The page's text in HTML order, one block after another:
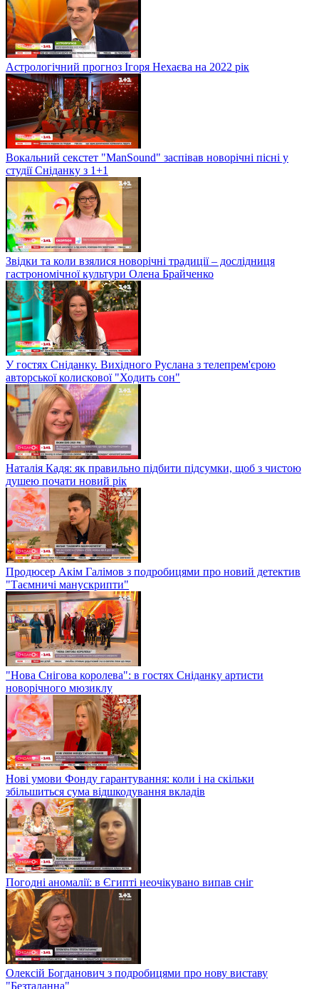
Астрологічний прогноз Ігоря Нехаєва на 2022 рік
Вокальний секстет "ManSound" заспівав новорічні пісні у
студії Сніданку з 1+1
Звідки та коли взялися новорічні традиції – дослідниця
гастрономічної культури Олена Брайченко
У гостях Сніданку. Вихідного Руслана з телепрем'єрою
авторської колискової "Ходить сон"
Наталія Кадя: як правильно підбити підсумки, щоб з чистою
душею почати новий рік
Продюсер Акім Галімов з подробицями про новий детектив
"Таємничі манускрипти"
"Нова Снігова королева": в гостях Сніданку артисти
новорічного мюзиклу
Нові умови Фонду гарантування: коли і на скільки
збільшиться сума відшкодування вкладів
Погодні аномалії: в Єгипті неочікувано випав сніг
Олексій Богданович з подробицями про нову виставу
"Безталанна"